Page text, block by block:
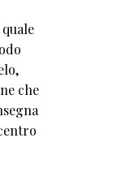
che